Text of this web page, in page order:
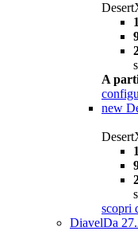
A
new
scopri
DiavelDa